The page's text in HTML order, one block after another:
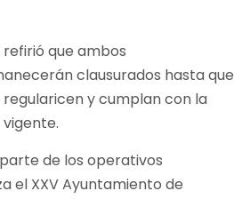
que ambos
clausurados hasta que
y cumplan con la
de los operativos
el XXV Ayuntamiento de